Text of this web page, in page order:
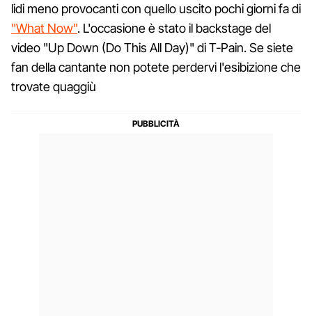
lidi meno provocanti con quello uscito pochi giorni fa di
"What Now". L'occasione è stato il backstage del
video "Up Down (Do This All Day)" di T-Pain. Se siete
fan della cantante non potete perdervi l'esibizione che
trovate quaggiù